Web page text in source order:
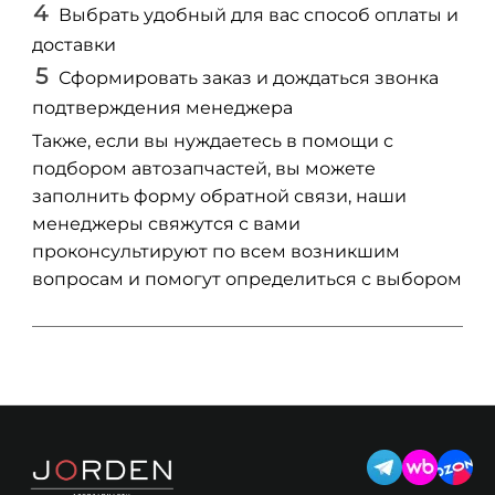
Выбрать удобный для вас способ оплаты и
доставки
Сформировать заказ и дождаться звонка
подтверждения менеджера
Также, если вы нуждаетесь в помощи с
подбором автозапчастей, вы можете
заполнить форму обратной связи, наши
менеджеры свяжутся с вами
проконсультируют по всем возникшим
вопросам и помогут определиться с выбором